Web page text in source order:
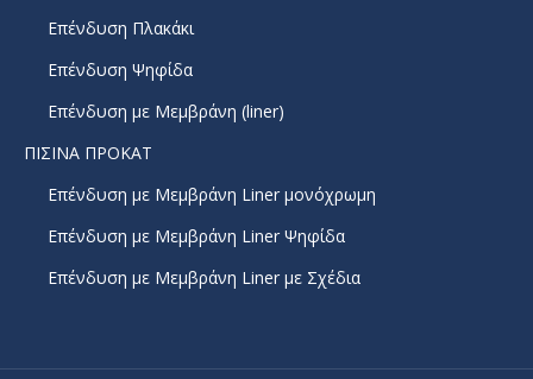
Επένδυση Πλακάκι
Επένδυση Ψηφίδα
Επένδυση με Μεμβράνη (liner)
ΠΙΣΙΝΑ ΠΡΟΚΑΤ
Επένδυση με Μεμβράνη Liner μονόχρωμη
Επένδυση με Μεμβράνη Liner Ψηφίδα
Επένδυση με Μεμβράνη Liner με Σχέδια